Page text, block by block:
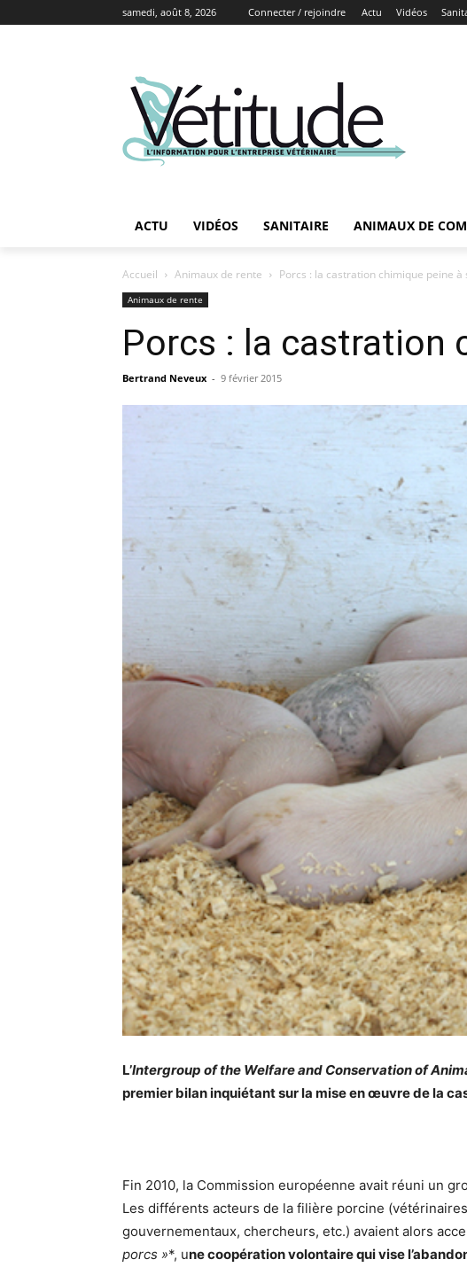
samedi, août 8, 2026 Connecter / rejoindre Actu Vidéos
ACTU VIDÉOS SANITAIRE ANIMAUX DE
Accueil Animaux de rente Porcs : la castration chimique peine à
Animaux de rente
Porcs : la castration
Bertrand Neveux - 9 février 2015
L’Intergroup of the Welfare and Conservation of
premier bilan inquiétant sur la mise en œuvre de la
Fin 2010, la Commission européenne avait réuni un
Les différents acteurs de la filière porcine
gouvernementaux, chercheurs, etc.) avaient alors
porcs »*, une coopération volontaire qui vise